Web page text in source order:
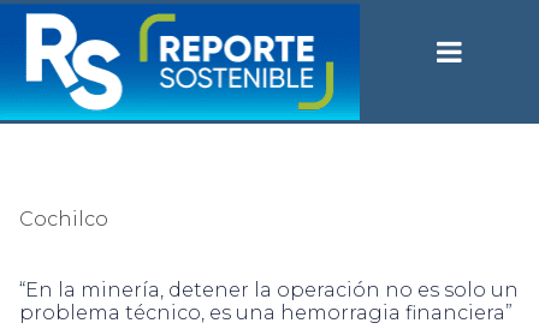
Cochilco
“En la minería, detener la operación no es solo un
problema técnico, es una hemorragia financiera”